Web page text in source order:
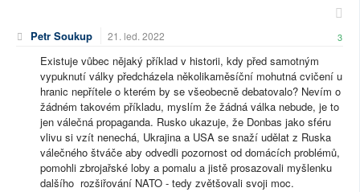
Petr Soukup 21. led. 2022 3
Existuje vůbec nějaký příklad v historii, kdy před samotným
vypuknutí války předcházela několikaměsíční mohutná cvičení u
hranic nepřítele o kterém by se všeobecně debatovalo? Nevím o
žádném takovém příkladu, myslím že žádná válka nebude, je to
jen válečná propaganda. Rusko ukazuje, že Donbas jako sféru
vlivu si vzít nenechá, Ukrajina a USA se snaží udělat z Ruska
válečného štváče aby odvedli pozornost od domácích problémů,
pomohli zbrojařské loby a pomalu a jistě prosazovali myšlenku
dalšího rozšiřování NATO - tedy zvětšovali svoji moc.